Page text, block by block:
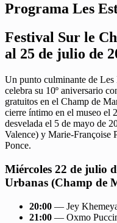
Programa Les
Festival Sur le
al 25 de julio de
Un punto culminante de
celebra su 10º aniversario
gratuitos en el Champ de
cierre íntimo en el museo el
desvelada el 5 de mayo de
Valence) y Marie-Françoise
Ponce.
Miércoles 22 de julio
Urbanas (Champ de
20:00 — Jey
21:00 — Oxmo